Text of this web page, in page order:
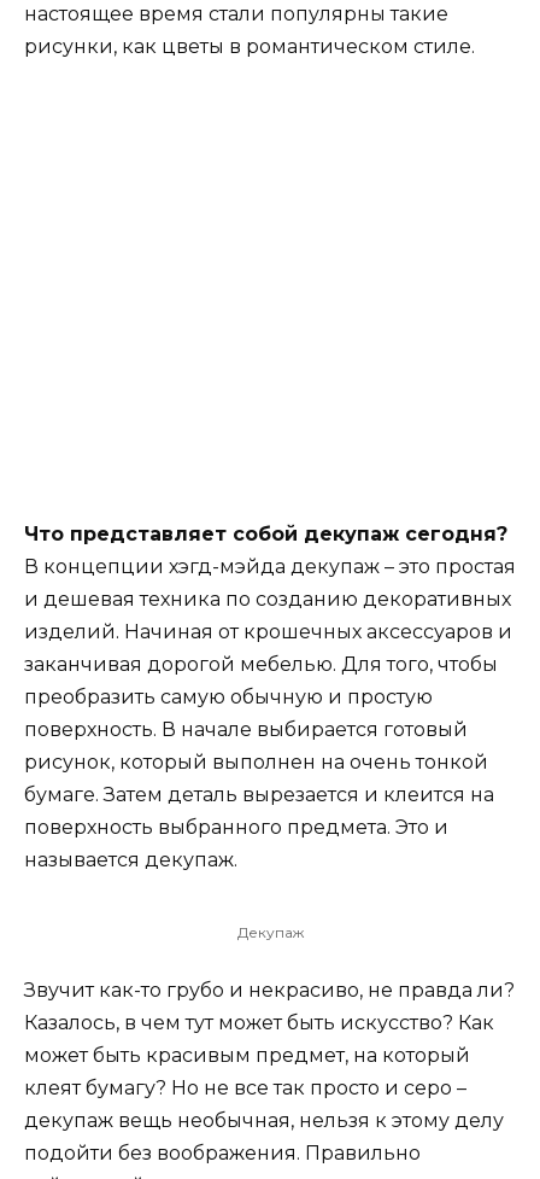
настоящее время стали популярны такие
рисунки, как цветы в романтическом стиле.
Что представляет собой декупаж сегодня?
В концепции хэгд-мэйда декупаж – это простая
и дешевая техника по созданию декоративных
изделий. Начиная от крошечных аксессуаров и
заканчивая дорогой мебелью. Для того, чтобы
преобразить самую обычную и простую
поверхность. В начале выбирается готовый
рисунок, который выполнен на очень тонкой
бумаге. Затем деталь вырезается и клеится на
поверхность выбранного предмета. Это и
называется декупаж.
Декупаж
Звучит как-то грубо и некрасиво, не правда ли?
Казалось, в чем тут может быть искусство? Как
может быть красивым предмет, на который
клеят бумагу? Но не все так просто и серо –
декупаж вещь необычная, нельзя к этому делу
подойти без воображения. Правильно